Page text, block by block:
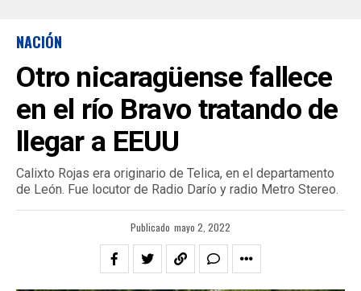
NACIÓN
Otro nicaragüense fallece
en el río Bravo tratando de
llegar a EEUU
Calixto Rojas era originario de Telica, en el departamento
de León. Fue locutor de Radio Darío y radio Metro Stereo.
Publicado mayo 2, 2022